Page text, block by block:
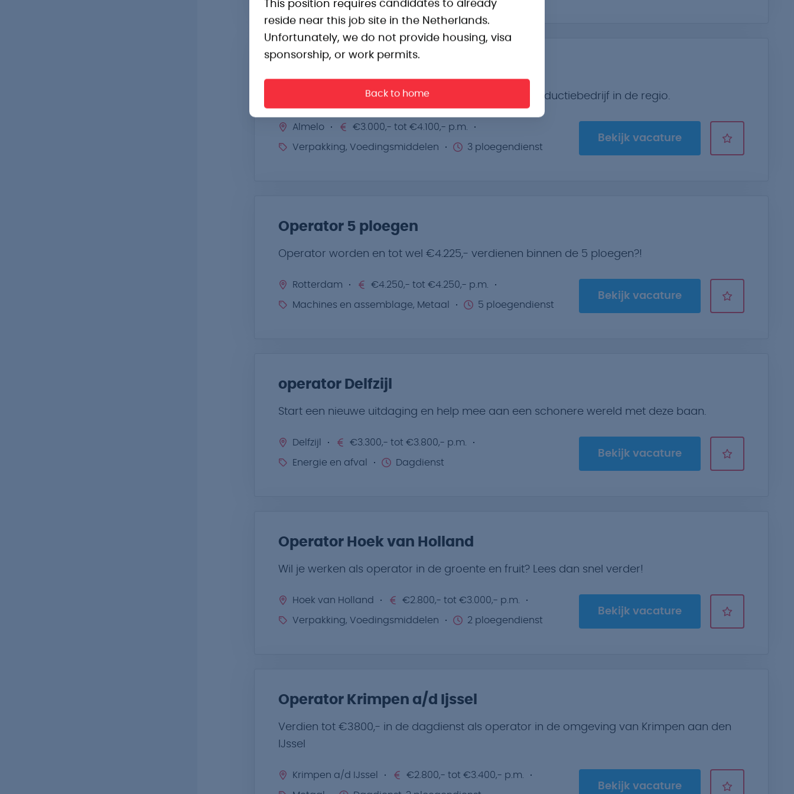
This position requires candidates to already
reside near this job site in the Netherlands.
Unfortunately, we do not provide housing, visa
sponsorship, or work permits.
Back to home
Pak je kans en start in een uitdagende rol bij dit productiebedrijf in de regio.
Almelo €3.000,- tot €4.100,- p.m.
Verpakking, Voedingsmiddelen 3 ploegendienst
Bekijk vacature
Operator 5 ploegen
Operator worden en tot wel €4.225,- verdienen binnen de 5 ploegen?!
Rotterdam €4.250,- tot €4.250,- p.m.
Machines en assemblage, Metaal 5 ploegendienst
Bekijk vacature
operator Delfzijl
Start een nieuwe uitdaging en help mee aan een schonere wereld met deze baan.
Delfzijl €3.300,- tot €3.800,- p.m.
Energie en afval Dagdienst
Bekijk vacature
Operator Hoek van Holland
Wil je werken als operator in de groente en fruit? Lees dan snel verder!
Hoek van Holland €2.800,- tot €3.000,- p.m.
Verpakking, Voedingsmiddelen 2 ploegendienst
Bekijk vacature
Operator Krimpen a/d Ijssel
Verdien tot €3800,- in de dagdienst als operator in de omgeving van Krimpen aan den
IJssel
Krimpen a/d IJssel €2.800,- tot €3.400,- p.m.
Bekijk vacature